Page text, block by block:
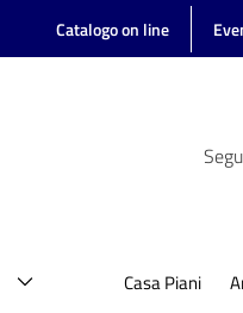
Catalogo on line
Casa Piani